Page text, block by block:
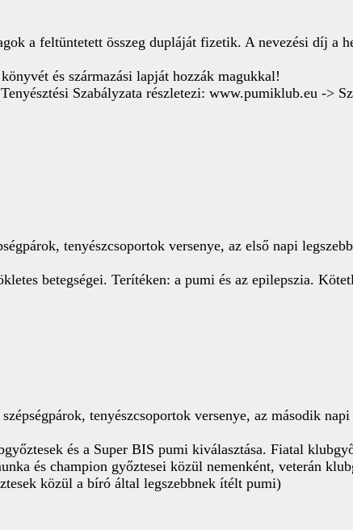
a feltüntetett összeg dupláját fizetik. A nevezési díj a
és származási lapját hozzák magukkal!
Szabályzata részletezi: www.pumiklub.eu ->
tenyészcsoportok versenye, az első napi
betegségei. Terítéken: a pumi és az epilepszia.
tenyészcsoportok versenye, az második
és a Super BIS pumi kiválasztása. Fiatal
és champion győztesei közül nemenként, veterán
közül a bíró által legszebbnek ítélt pumi)